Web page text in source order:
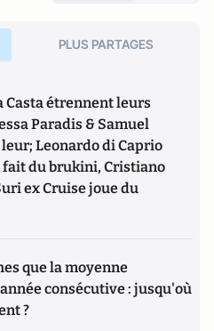
PLUS PARTAGES
Casta étrennent leurs
Paradis & Samuel
Leonardo di Caprio
du brukini, Cristiano
ex Cruise joue du
que la moyenne
consécutive : jusqu'où
?